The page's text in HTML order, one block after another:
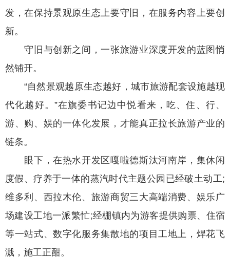
发，在保持景观原生态上要守旧，在服务内容上要创
新。
守旧与创新之间，一张旅游业深度开发的蓝图悄
然铺开。
“自然景观越原生态越好，城市旅游配套设施越现
代化越好。”在旗委书记边中悦看来，吃、住、行、
游、购、娱的一体化发展，才能真正拉长旅游产业的
链条。
眼下，在热水开发区嘎啦德斯汰河南岸，集休闲
度假、疗养于一体的蒸汽时代主题公园已经破土动工;
维多利、西拉木伦、旅游商贸三大高端消费、娱乐广
场建设工地一派繁忙;经棚镇内为游客提供购票、住宿
等一站式、数字化服务集散地的项目工地上，焊花飞
溅，施工正酣。